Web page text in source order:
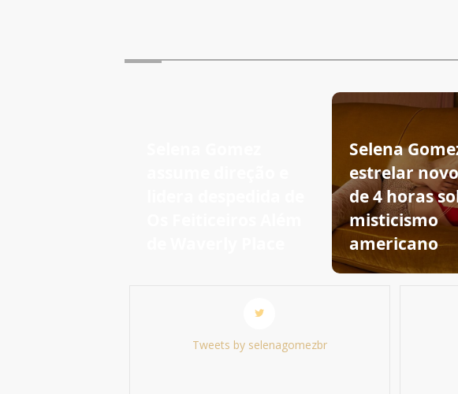
Selena
estrelar
de 4 horas
misticismo
americano
Tweets by selenagomezbr